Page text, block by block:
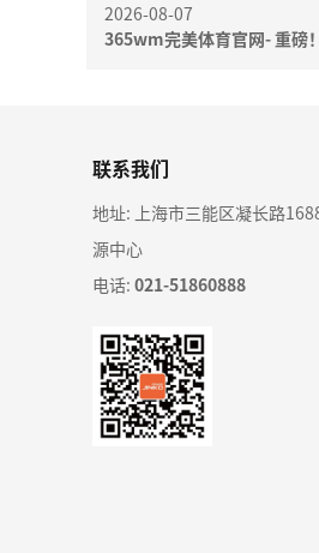
2026-08-07
365wm完美体育官网- 重磅
联系我们
地址: 上海市三能区凝长路
源中心
电话:021-51860888